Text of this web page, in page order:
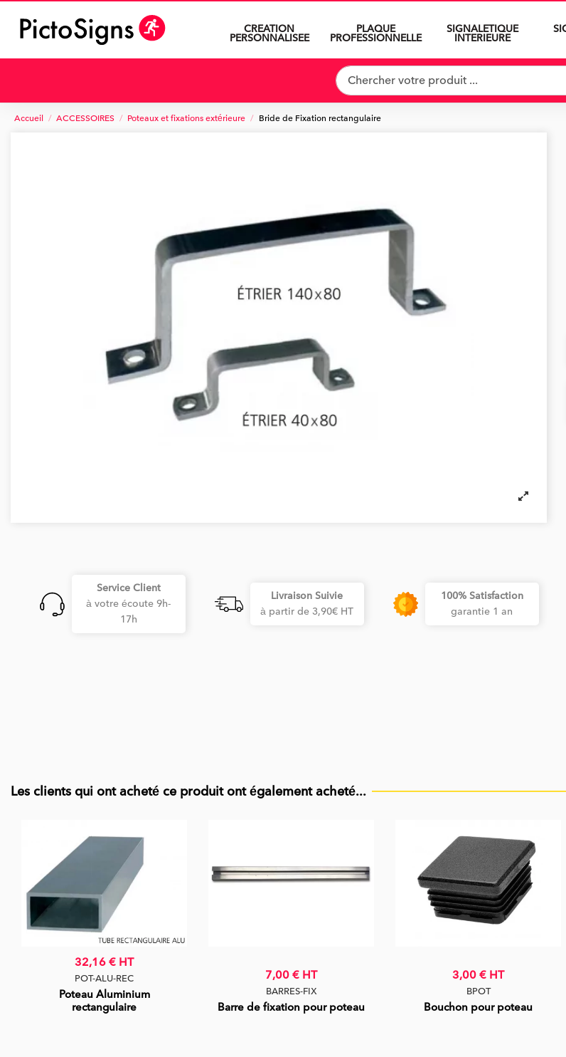
CREATION
PERSONNALISEE
PLAQUE
PROFESSIONNELLE
SIGNALETIQUE
INTERIEURE
Accueil ACCESSOIRES Poteaux et fixations extérieure Bride de Fixation rectangulaire
Service Client
à votre écoute 9h-
17h
Livraison Suivie
à partir de 3,90€ HT
100% Satisfaction
garantie 1 an
Les clients qui ont acheté ce produit ont également acheté...
Poteau Aluminium
rectangulaire
POT-ALU-REC
32,16 € HT
Barre de fixation pour poteau
BARRES-FIX
7,00 € HT
Bouchon pour poteau
BPOT
3,00 € HT